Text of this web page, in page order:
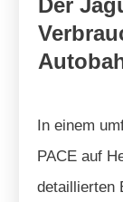
In einem
PACE auf
detaillierten